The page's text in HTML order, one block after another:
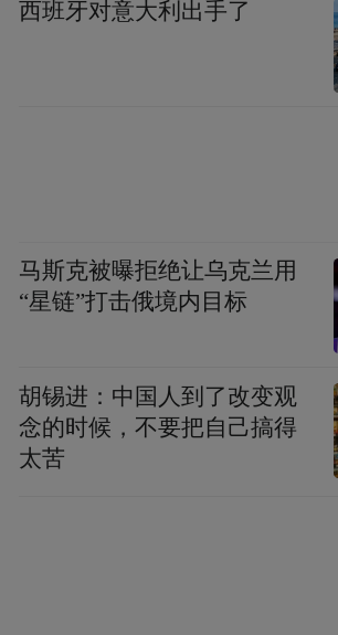
西班牙对意大利出手了
马斯克被曝拒绝让乌克兰用
“星链”打击俄境内目标
胡锡进：中国人到了改变观
念的时候，不要把自己搞得
太苦